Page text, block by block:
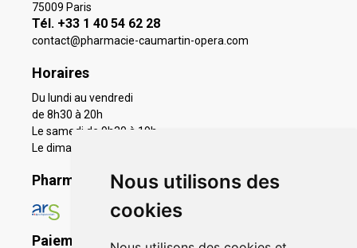
Nous utilisons des
cookies
75009 Paris
Tél. +33 1 40 54 62 28
contact@pharmacie-caumartin-opera.com
Horaires
Du lundi au vendredi
de 8h30 à 20h
Le samedi de 9h30 à 19h
Le dimanche 11h à 19h
Pharmacie en ligne agréée
Paiement sécurisé